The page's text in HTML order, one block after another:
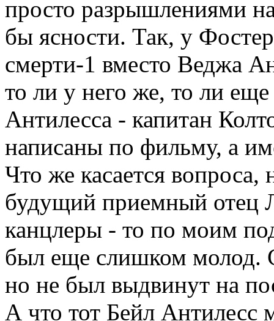
просто разрышлениями
бы ясности. Так, у
смерти-1 вместо Веджа
то ли у него же, то ли
Антилесса - капитан
написаны по фильму, а
Что же касается
будущий приемный отец
канцлеры - то по моим
был еще слишком молод.
но не был выдвинут на
А что тот Бейл Антилесс